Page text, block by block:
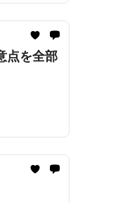
点を全部